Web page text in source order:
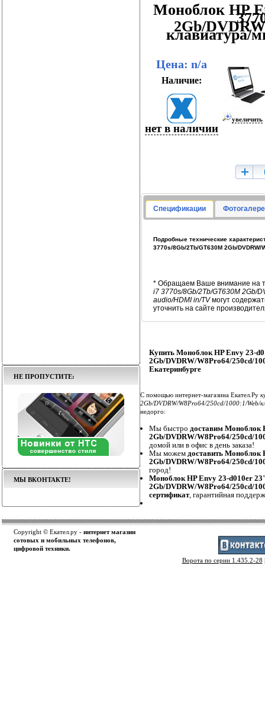
НЕ ПРОПУСТИТЕ:
МЫ ВКОНТАКТЕ!
Моноблок HP
2Gb/
клавиатура/
Цена: n/a
Наличие:
нет в наличии
увеличить
Спецификации
Подробные технические
3770s/8Gb/2Tb/GT630M 2Gb/
* Обращаем Ваше внимание на
i7 3770s/8Gb/2Tb/GT630M 2Gb/
audio/HDMI in/TVмогут
уточнить на сайте
Купить Моноблок HP Envy 23-
2Gb/DVDRW/W8Pro64/250cd/
Екатеринбурге
С помощью интернет-магазина Екател.Ру
2Gb/DVDRW/W8Pro64/250cd/1000:1/
недорго:
Мы быстро доставим Моноблок
2Gb/DVDRW/W8Pro64/250cd/
домой или в офис в день заказа!
Мы можем доставить Моноблок
2Gb/DVDRW/W8Pro64/250cd/
город!
Моноблок HP Envy 23-d010er
2Gb/DVDRW/W8Pro64/250cd/
сертификат, гарантийная
Copyright © Екател.ру - интернет магазин
сотовых и мобильных телефонов,
цифровой техники.
Ворота по серии 1.435.2-28